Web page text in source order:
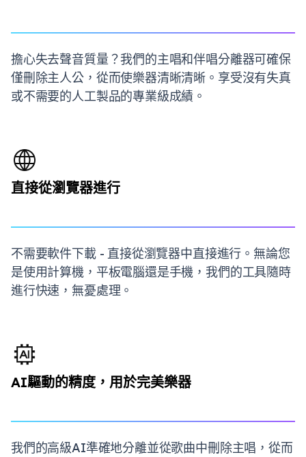
擔心失去聲音質量？我們的主唱和伴唱分離器可確保
僅刪除主人公，從而使樂器清晰清晰。享受沒有失真
或不需要的人工製品的專業級成績。
直接從瀏覽器進行
不需要軟件下載 - 直接從瀏覽器中直接進行。無論您
是使用計算機，平板電腦還是手機，我們的工具隨時
進行快速，無憂處理。
AI驅動的精度，用於完美樂器
我們的高級AI準確地分離並從歌曲中刪除主唱，從而